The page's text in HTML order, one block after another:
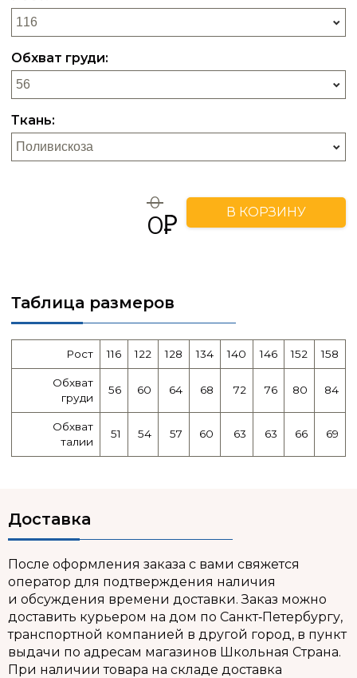
Обхват груди:
Ткань:
0
0 В КОРЗИНУ
Таблица размеров
Рост 116 122 128 134 140 146 152 158
Обхват
груди
56 60 64 68 72 76 80 84
Обхват
талии
51 54 57 60 63 63 66 69
Доставка
После оформления заказа с вами свяжется
оператор для подтверждения наличия
и обсуждения времени доставки. Заказ можно
доставить курьером на дом по Санкт‑Петербургу,
транспортной компанией в другой город, в пункт
выдачи по адресам магазинов Школьная Страна.
При наличии товара на складе доставка